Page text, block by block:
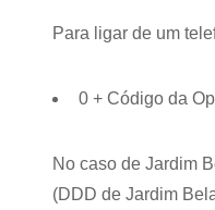
Para ligar de um
0 + Código da
No caso de Jardim
(DDD de Jardim